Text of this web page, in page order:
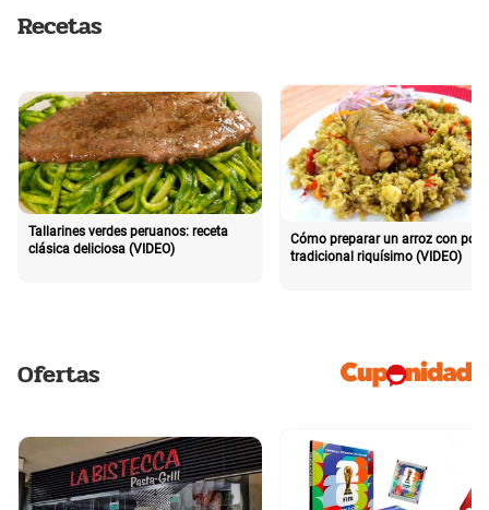
Recetas
Tallarines verdes peruanos: receta
clásica deliciosa (VIDEO)
Cómo preparar un arroz con pollo
tradicional riquísimo (VIDEO)
Ofertas